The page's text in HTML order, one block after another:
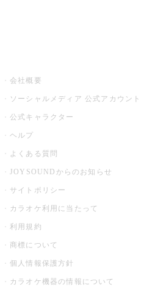
会社概要
ソーシャルメディア 公式アカウント
公式キャラクター
ヘルプ
よくある質問
JOYSOUNDからのお知らせ
サイトポリシー
カラオケ利用に当たって
利用規約
商標について
個人情報保護方針
カラオケ機器の情報について